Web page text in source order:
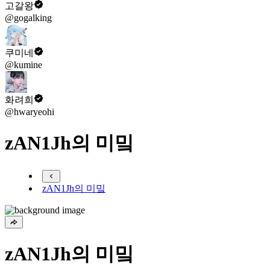
고갈왕
@gogalking
쿠미네
@kumine
화려희
@hwaryeohi
zAN1Jh의 미밐
zAN1Jh의 미밐
zAN1Jh의 미밐